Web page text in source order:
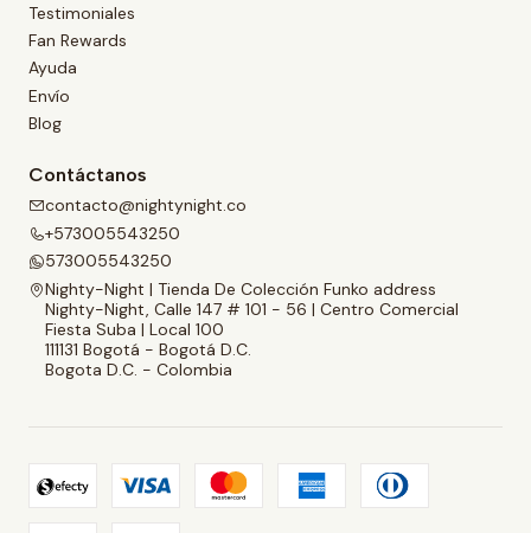
Testimoniales
Fan Rewards
Ayuda
Envío
Blog
Contáctanos
contacto@nightynight.co
+573005543250
573005543250
Nighty-Night | Tienda De Colección Funko address
Nighty-Night, Calle 147 # 101 - 56 | Centro Comercial
Fiesta Suba | Local 100
111131 Bogotá - Bogotá D.C.
Bogota D.C. - Colombia